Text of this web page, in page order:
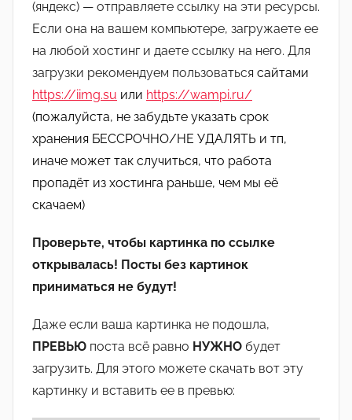
(яндекс) — отправляете ссылку на эти ресурсы.
Если она на вашем компьютере, загружаете ее
на любой хостинг и даете ссылку на него. Для
загрузки рекомендуем пользоваться сайтами
https://iimg.su или https://wampi.ru/
(пожалуйста, не забудьте указать срок
хранения БЕССРОЧНО/НЕ УДАЛЯТЬ и тп,
иначе может так случиться, что работа
пропадёт из хостинга раньше, чем мы её
скачаем)
Проверьте, чтобы картинка по ссылке
открывалась! Посты без картинок
приниматься не будут!
Даже если ваша картинка не подошла,
ПРЕВЬЮ поста всё равно НУЖНО будет
загрузить. Для этого можете скачать вот эту
картинку и вставить ее в превью: